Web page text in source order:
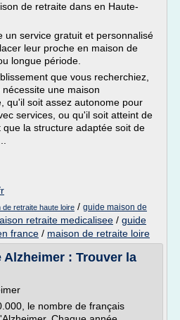
de retraite dans en Haute-
un service gratuit et personnalisé
leur proche en maison de
longue période.
que vous recherchiez,
une maison
qu'il soit assez autonome pour
services, ou qu'il soit atteint de
la structure adaptée soit de
de retraite haute loire / guide maison de
retraite medicalisee / guide
france / maison de retraite loire
Alzheimer : Trouver la
le nombre de français